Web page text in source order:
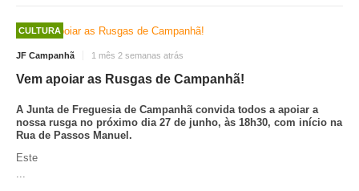
CULTURA
JF Campanhã 1 mês 2 semanas atrás
Vem apoiar as Rusgas de Campanhã!
A Junta de Freguesia de Campanhã convida todos a apoiar a
nossa rusga no próximo dia 27 de junho, às 18h30, com início na
Rua de Passos Manuel.
Este